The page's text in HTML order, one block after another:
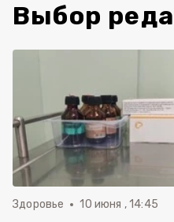
Выбор
Здоровье 10 июня , 14:45